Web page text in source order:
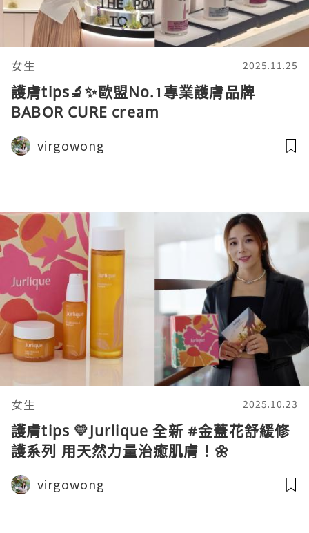
女生 2025.11.25
護膚tips🔬✨歐盟No.1專業護膚品牌
BABOR CURE cream
virgowong
女生 2025.10.23
護膚tips 💛Jurlique 全新 #金蓋花舒緩修
護系列 用天然力量治癒肌膚！🌼
virgowong